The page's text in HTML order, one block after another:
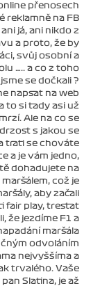
přenosech
reklamně na FB
já, ani nikdo z
a proto, že by
svůj osobní a
….. a co z toho
se dočkali ?
napsat na web
to si tady asi už
Ale na co se
s jakou se
trati se chováte
a je vám jedno,
dohadujete na
což je
aby začali
fair play, trestat
že jezdíme F1 a
maršála
odvoláním
nejvyššíma a
trvalého. Vaše
Slatina, je až